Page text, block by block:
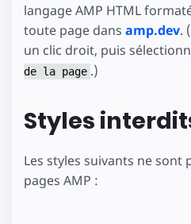
langage AMP HTML
toute page dans amp.dev.
un clic droit, puis
de la page .)
Styles
Les styles suivants ne sont
pages AMP :